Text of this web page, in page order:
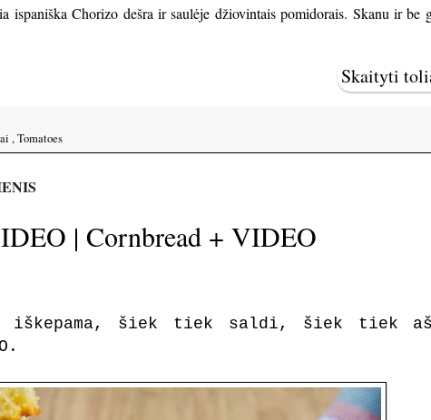
ispaniška Chorizo dešra ir saulėje džiovintais pomidorais. Skanu ir
Skaityti
,Tomatoes
| Cornbread + VIDEO
iškepama, šiek tiek saldi, šiek tiek